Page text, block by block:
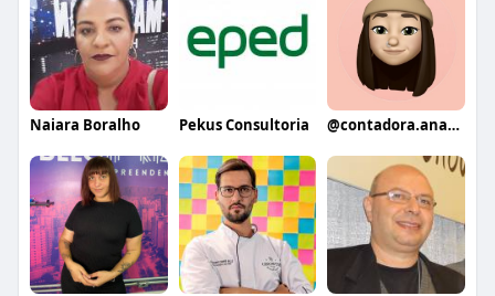
Naiara Boralho Pekus Consultoria @contadora.anapaula